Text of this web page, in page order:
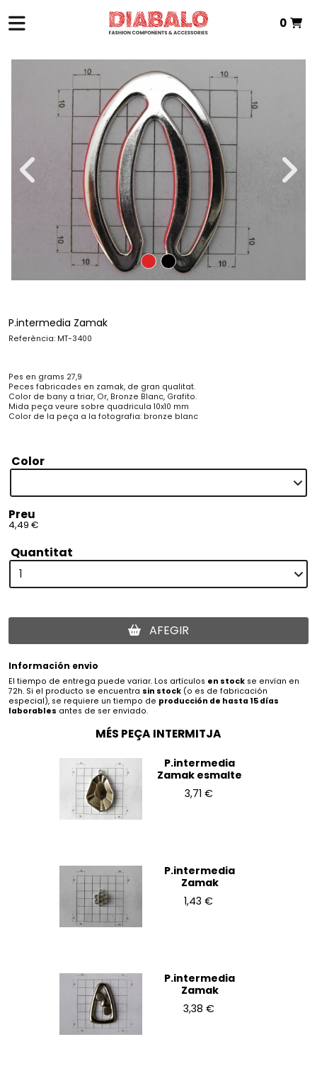
0
VEURE CISTELLA
P.intermedia Zamak
Referència: MT-3400
Pes en grams 27,9
Peces fabricades en zamak, de gran qualitat.
Color de bany a triar, Or, Bronze Blanc, Grafito.
Mida peça veure sobre quadricula 10x10 mm
Color de la peça a la fotografia: bronze blanc
Color
Preu
4,49 €
Quantitat
AFEGIR
Información envio
El tiempo de entrega puede variar. Los artículos en stock se envían en
72h. Si el producto se encuentra sin stock (o es de fabricación
especial), se requiere un tiempo de producción de hasta 15 días
laborables antes de ser enviado.
MÉS PEÇA INTERMITJA
P.intermedia
Zamak esmalte
3,71 €
P.intermedia
Zamak
1,43 €
P.intermedia
Zamak
3,38 €